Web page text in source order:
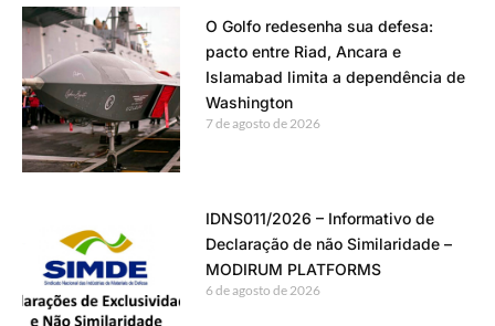
O Golfo redesenha sua defesa:
pacto entre Riad, Ancara e
Islamabad limita a dependência de
Washington
7 de agosto de 2026
IDNS011/2026 – Informativo de
Declaração de não Similaridade –
MODIRUM PLATFORMS
6 de agosto de 2026